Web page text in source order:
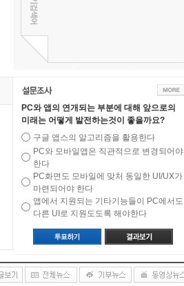
PC와 앱의 연개되는 부분에 대해 앞으로의
미래는 어떻게 발전하는것이 좋을까요?
구글 앱스의 알고리즘을 활용한다
PC와 모바일앱은 직관적으로 변경되어야
한다
PC화면도 모바일에 맞처 동일한 UI/UX가
마련되어야 한다
앱에서 지원되는 기타기능들이 PC에서도
다른 UI로 지원도도록 해야한다